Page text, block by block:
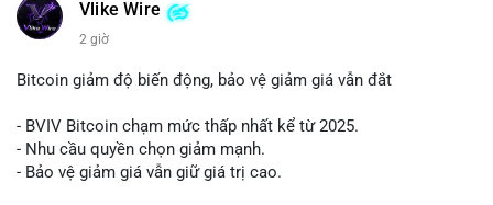
📰 Nguồn: Cointelegraph
Vlike Wire
2 giờ
Bitcoin giảm độ biến động, bảo vệ giảm giá vẫn đắt
- BVIV Bitcoin chạm mức thấp nhất kể từ 2025.
- Nhu cầu quyền chọn giảm mạnh.
- Bảo vệ giảm giá vẫn giữ giá trị cao.